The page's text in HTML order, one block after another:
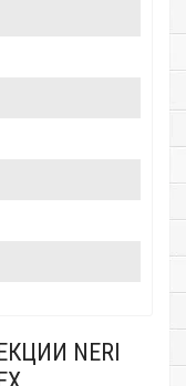
NERI